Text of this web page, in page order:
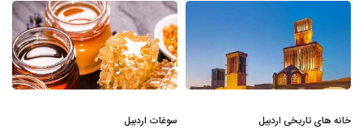
خانه های تاریخی اردبیل سوغات اردبیل